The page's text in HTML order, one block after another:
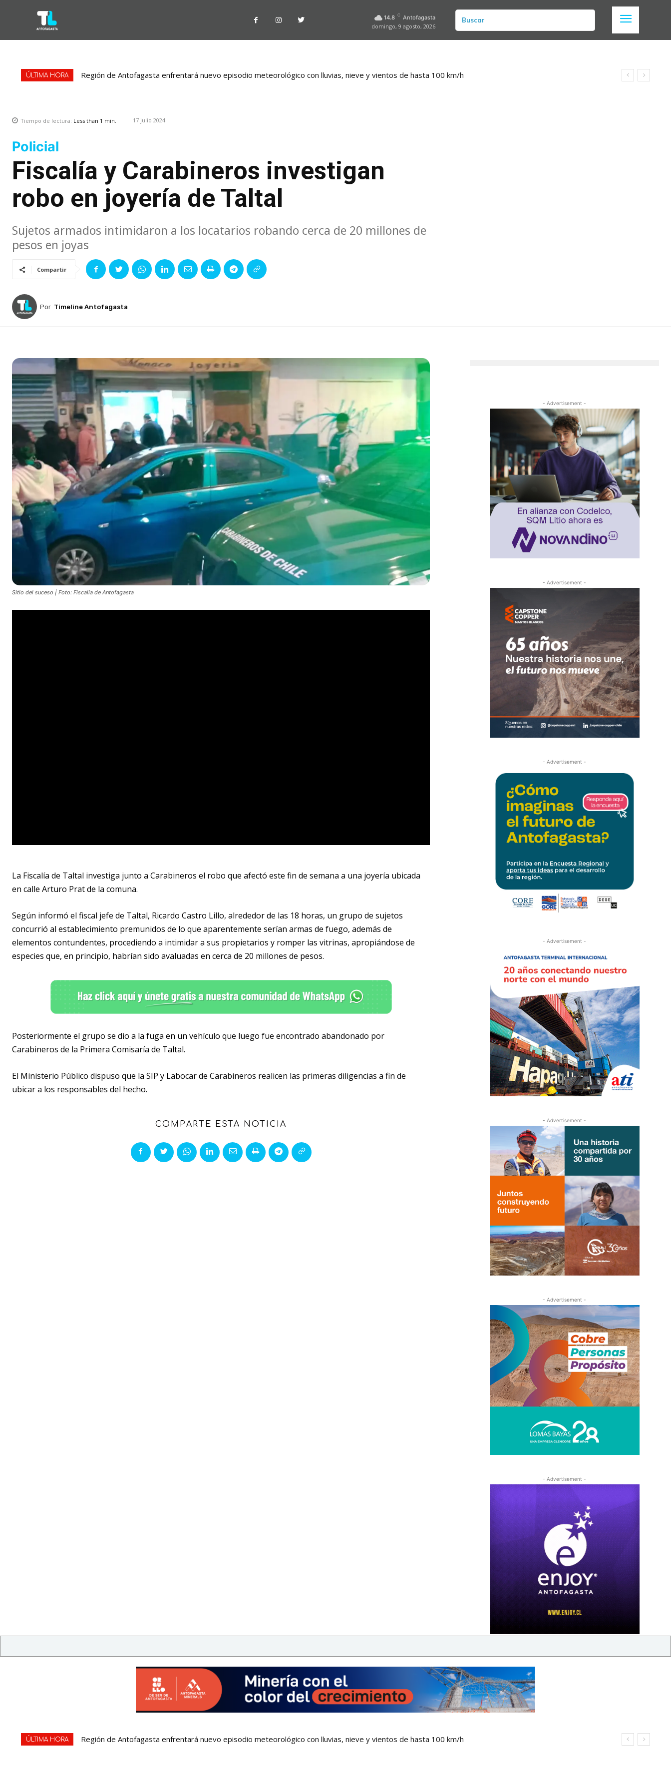
14.8 C Antofagasta
domingo, 9 agosto, 2026
Buscar
ÚLTIMA HORA Región de Antofagasta enfrentará nuevo episodio meteorológico con lluvias, nieve y vientos de hasta 100 km/h
Tiempo de lectura: Less than 1 min. 17 julio 2024
Policial
Fiscalía y Carabineros investigan
robo en joyería de Taltal
Sujetos armados intimidaron a los locatarios robando cerca de 20 millones de
pesos en joyas
Compartir
Por Timeline Antofagasta
Sitio del suceso | Foto: Fiscalía de Antofagasta
La Fiscalía de Taltal investiga junto a Carabineros el robo que afectó este fin de semana a una joyería ubicada
en calle Arturo Prat de la comuna.
Según informó el fiscal jefe de Taltal, Ricardo Castro Lillo, alrededor de las 18 horas, un grupo de sujetos
concurrió al establecimiento premunidos de lo que aparentemente serían armas de fuego, además de
elementos contundentes, procediendo a intimidar a sus propietarios y romper las vitrinas, apropiándose de
especies que, en principio, habrían sido avaluadas en cerca de 20 millones de pesos.
Posteriormente el grupo se dio a la fuga en un vehículo que luego fue encontrado abandonado por
Carabineros de la Primera Comisaría de Taltal.
El Ministerio Público dispuso que la SIP y Labocar de Carabineros realicen las primeras diligencias a fin de
ubicar a los responsables del hecho.
COMPARTE ESTA NOTICIA
- Advertisement -
- Advertisement -
- Advertisement -
- Advertisement -
- Advertisement -
- Advertisement -
- Advertisement -